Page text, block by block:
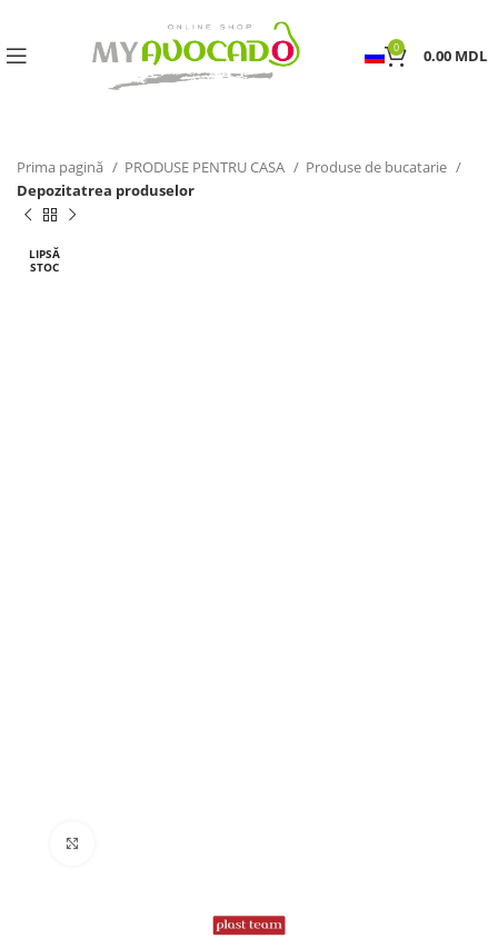
0 0.00 MDL
Prima pagină PRODUSE PENTRU CASA
Produse de bucatarie
Depozitatrea produselor
LIPSĂ
STOC